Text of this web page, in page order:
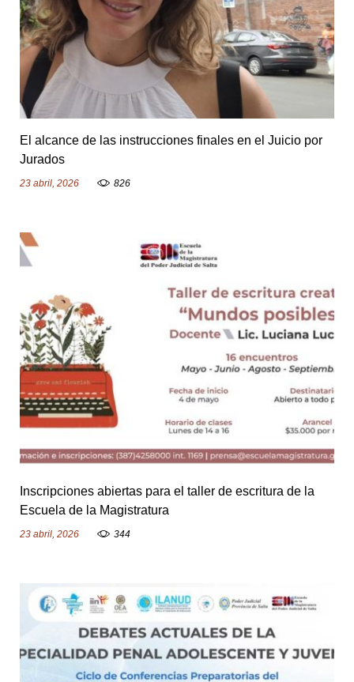
2
3
a
b
r
i
l
,
2
2
6
El alcance de las instrucciones finales en el Juicio por
Jurados
23 abril, 2026 826
Inscripciones abiertas para el taller de escritura de la
Escuela de la Magistratura
23 abril, 2026 344